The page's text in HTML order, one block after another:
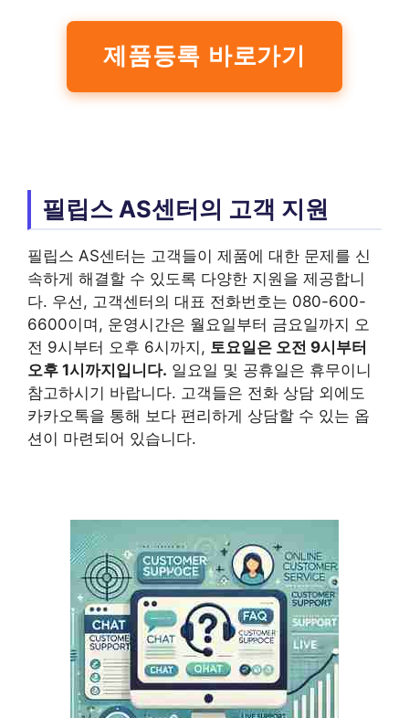
제품등록 바로가기
필립스 AS센터의 고객 지원
필립스 AS센터는 고객들이 제품에 대한 문제를 신
속하게 해결할 수 있도록 다양한 지원을 제공합니
다. 우선, 고객센터의 대표 전화번호는 080-600-
6600이며, 운영시간은 월요일부터 금요일까지 오
전 9시부터 오후 6시까지, 토요일은 오전 9시부터
오후 1시까지입니다. 일요일 및 공휴일은 휴무이니
참고하시기 바랍니다. 고객들은 전화 상담 외에도
카카오톡을 통해 보다 편리하게 상담할 수 있는 옵
션이 마련되어 있습니다.